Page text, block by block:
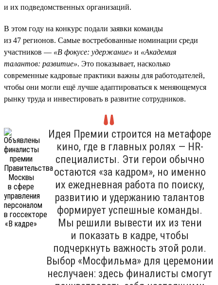
и их подведомственных организаций.
В этом году на конкурс подали заявки команды
из 47 регионов. Самые востребованные номинации среди
участников — «В фокусе: удержание» и «Академия
талантов: развитие». Это показывает, насколько
современные кадровые практики важны для работодателей,
чтобы они могли ещё лучше адаптироваться к меняющемуся
рынку труда и инвестировать в развитие сотрудников.
Идея Премии строится на метафоре
кино, где в главных ролях — HR-
специалисты. Эти герои обычно
остаются «за кадром», но именно
их ежедневная работа по поиску,
развитию и удержанию талантов
формирует успешные команды.
Мы решили вывести их из тени
и показать в кадре, чтобы
подчеркнуть важность этой роли.
Выбор «Мосфильма» для церемонии
неслучаен: здесь финалисты смогут